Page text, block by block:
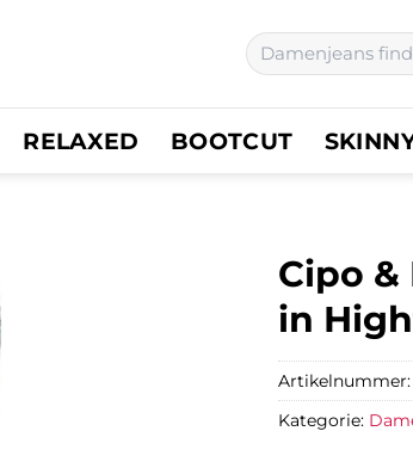
Suchen
nach:
RELAXED BOOTCUT
Cipo
in
Artikelnummer:
Kategorie: